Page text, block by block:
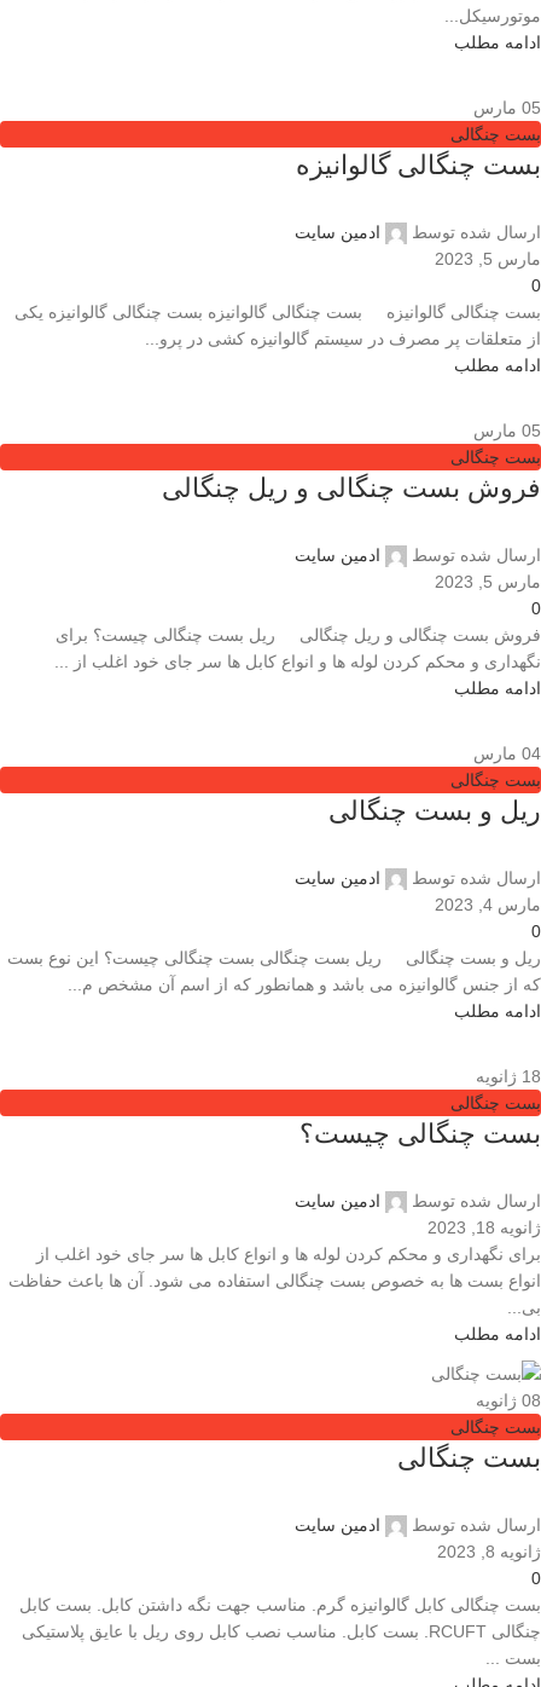
موتورسیکل...
ادامه مطلب
05 مارس
بست چنگالی
بست چنگالی گالوانیزه
ارسال شده توسط
ادمین سایت
مارس 5, 2023
0
بست چنگالی گالوانیزه بست چنگالی گالوانیزه بست چنگالی گالوانیزه یکی
از متعلقات پر مصرف در سیستم گالوانیزه کشی در پرو...
ادامه مطلب
05 مارس
بست چنگالی
فروش بست چنگالی و ریل چنگالی
ارسال شده توسط
ادمین سایت
مارس 5, 2023
0
فروش بست چنگالی و ریل چنگالی ریل بست چنگالی چیست؟ برای
نگهداری و محکم کردن لوله ها و انواع کابل ها سر جای خود اغلب از ...
ادامه مطلب
04 مارس
بست چنگالی
ریل و بست چنگالی
ارسال شده توسط
ادمین سایت
مارس 4, 2023
0
ریل و بست چنگالی ریل بست چنگالی بست چنگالی چیست؟ این نوع بست
که از جنس گالوانیزه می باشد و همانطور که از اسم آن مشخص م...
ادامه مطلب
18 ژانویه
بست چنگالی
بست چنگالی چیست؟
ارسال شده توسط
ادمین سایت
ژانویه 18, 2023
برای نگهداری و محکم کردن لوله ها و انواع کابل ها سر جای خود اغلب از
انواع بست ها به خصوص بست چنگالی استفاده می شود. آن ها باعث حفاظت
بی...
ادامه مطلب
08 ژانویه
بست چنگالی
بست چنگالی
ارسال شده توسط
ادمین سایت
ژانویه 8, 2023
0
بست چنگالی کابل گالوانیزه گرم. مناسب جهت نگه داشتن کابل. بست کابل
چنگالی RCUFT. بست کابل. مناسب نصب کابل روی ریل با عایق پلاستیکی
بست ...